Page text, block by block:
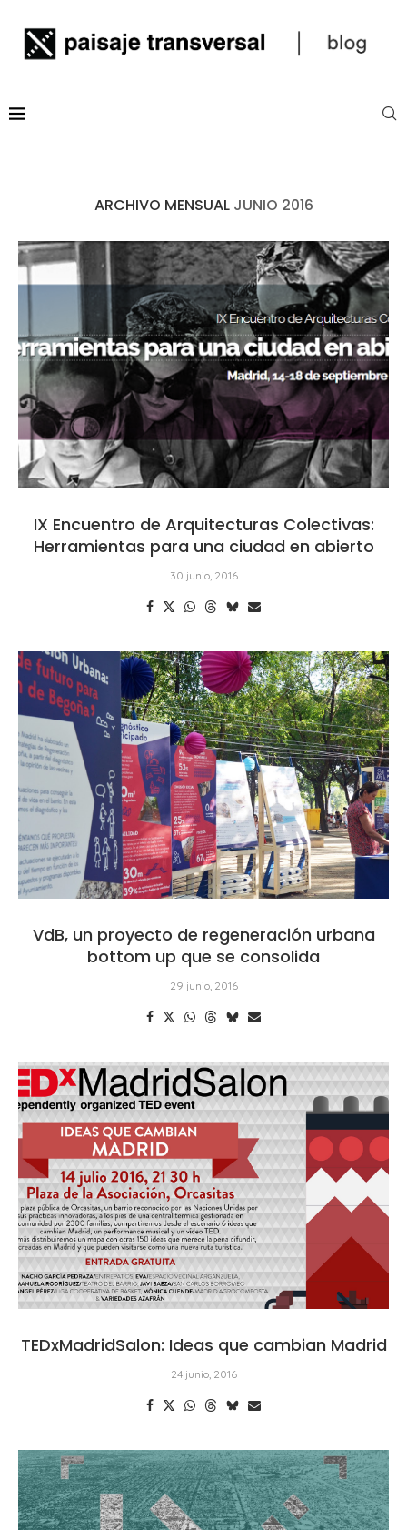
ARCHIVO MENSUAL JUNIO 2016
IX Encuentro de Arquitecturas Colectivas:
Herramientas para una ciudad en abierto
30 junio, 2016
VdB, un proyecto de regeneración urbana
bottom up que se consolida
29 junio, 2016
TEDxMadridSalon: Ideas que cambian Madrid
24 junio, 2016